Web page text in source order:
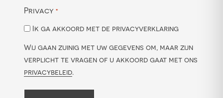
Privacy *
Ik ga akkoord met de privacyverklaring
Wij gaan zuinig met uw gegevens om, maar zijn
verplicht te vragen of u akkoord gaat met ons
privacybeleid.